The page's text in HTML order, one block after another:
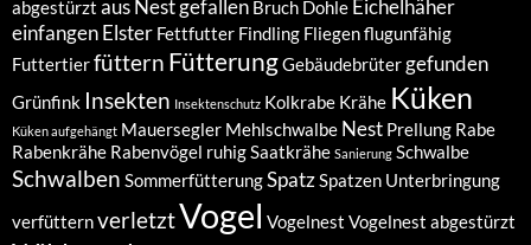
abgestürzt aus Nest gefallen Bruch Dohle Eichelhäher
einfangenElster Fettfutter Findling Fliegenflugunfähig
Futtertierfüttern FütterungGebäudebrüter gefunden
Grünfink Insekten Insektenschutz Kolkrabe Krähe Küken
Küken aufgehängt Mauersegler Mehlschwalbe Nest Prellung Rabe
Rabenkrähe Rabenvögel ruhigSaatkrähe Sanierung Schwalbe
Schwalben SommerfütterungSpatzSpatzen Unterbringung
verfütternverletztVogel Vogelnest Vogelnest abgestürzt